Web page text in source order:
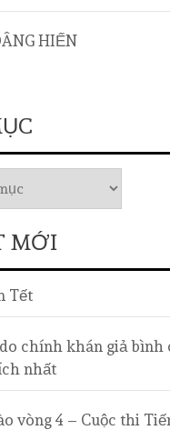
HIẾN
MỚI
Tết
chính khán giả bình
nhất
vòng 4 – Cuộc thi